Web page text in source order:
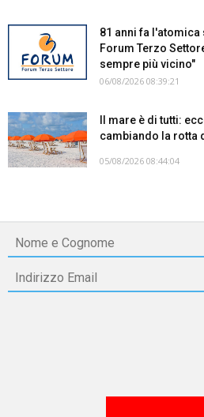
81 anni fa
Forum Terzo
sempre più vicino"
06/08/2026 08:39:21
Il mare è di tutti:
cambiando la rotta
05/08/2026 08:44:04